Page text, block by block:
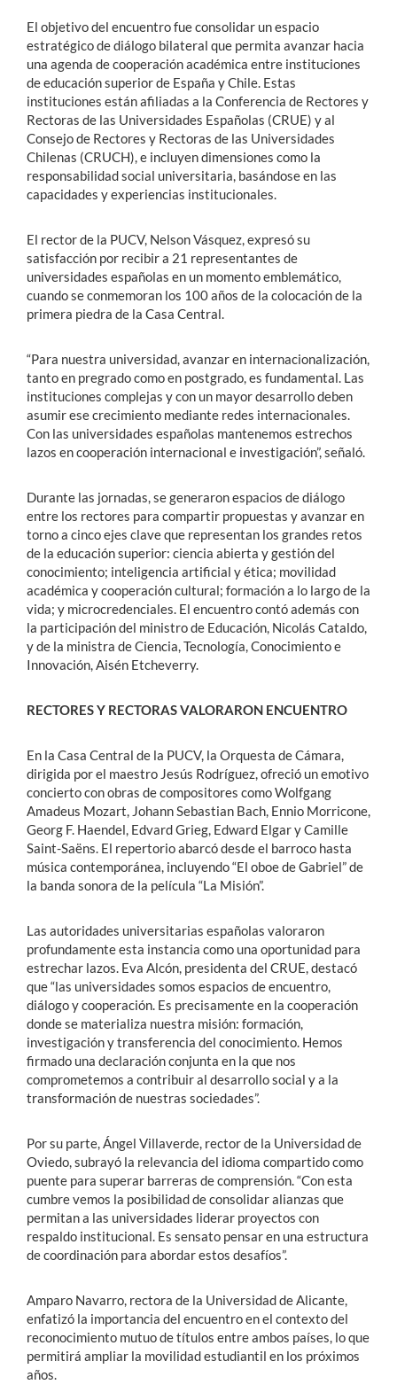
El objetivo del encuentro fue consolidar un espacio
estratégico de diálogo bilateral que permita avanzar hacia
una agenda de cooperación académica entre instituciones
de educación superior de España y Chile. Estas
instituciones están afiliadas a la Conferencia de Rectores y
Rectoras de las Universidades Españolas (CRUE) y al
Consejo de Rectores y Rectoras de las Universidades
Chilenas (CRUCH), e incluyen dimensiones como la
responsabilidad social universitaria, basándose en las
capacidades y experiencias institucionales.
El rector de la PUCV, Nelson Vásquez, expresó su
satisfacción por recibir a 21 representantes de
universidades españolas en un momento emblemático,
cuando se conmemoran los 100 años de la colocación de la
primera piedra de la Casa Central.
“Para nuestra universidad, avanzar en internacionalización,
tanto en pregrado como en postgrado, es fundamental. Las
instituciones complejas y con un mayor desarrollo deben
asumir ese crecimiento mediante redes internacionales.
Con las universidades españolas mantenemos estrechos
lazos en cooperación internacional e investigación”, señaló.
Durante las jornadas, se generaron espacios de diálogo
entre los rectores para compartir propuestas y avanzar en
torno a cinco ejes clave que representan los grandes retos
de la educación superior: ciencia abierta y gestión del
conocimiento; inteligencia artificial y ética; movilidad
académica y cooperación cultural; formación a lo largo de la
vida; y microcredenciales. El encuentro contó además con
la participación del ministro de Educación, Nicolás Cataldo,
y de la ministra de Ciencia, Tecnología, Conocimiento e
Innovación, Aisén Etcheverry.
RECTORES Y RECTORAS VALORARON ENCUENTRO
En la Casa Central de la PUCV, la Orquesta de Cámara,
dirigida por el maestro Jesús Rodríguez, ofreció un emotivo
concierto con obras de compositores como Wolfgang
Amadeus Mozart, Johann Sebastian Bach, Ennio Morricone,
Georg F. Haendel, Edvard Grieg, Edward Elgar y Camille
Saint-Saëns. El repertorio abarcó desde el barroco hasta
música contemporánea, incluyendo “El oboe de Gabriel” de
la banda sonora de la película “La Misión”.
Las autoridades universitarias españolas valoraron
profundamente esta instancia como una oportunidad para
estrechar lazos. Eva Alcón, presidenta del CRUE, destacó
que “las universidades somos espacios de encuentro,
diálogo y cooperación. Es precisamente en la cooperación
donde se materializa nuestra misión: formación,
investigación y transferencia del conocimiento. Hemos
firmado una declaración conjunta en la que nos
comprometemos a contribuir al desarrollo social y a la
transformación de nuestras sociedades”.
Por su parte, Ángel Villaverde, rector de la Universidad de
Oviedo, subrayó la relevancia del idioma compartido como
puente para superar barreras de comprensión. “Con esta
cumbre vemos la posibilidad de consolidar alianzas que
permitan a las universidades liderar proyectos con
respaldo institucional. Es sensato pensar en una estructura
de coordinación para abordar estos desafíos”.
Amparo Navarro, rectora de la Universidad de Alicante,
enfatizó la importancia del encuentro en el contexto del
reconocimiento mutuo de títulos entre ambos países, lo que
permitirá ampliar la movilidad estudiantil en los próximos
años.